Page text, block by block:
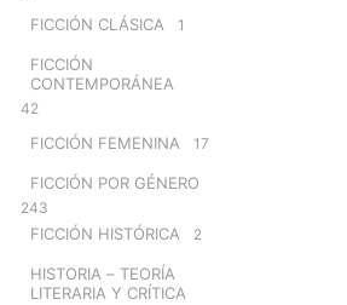
FICCIÓN CLÁSICA 1
FICCIÓN
CONTEMPORÁNEA
42
FICCIÓN FEMENINA 17
FICCIÓN POR GÉNERO
243
FICCIÓN HISTÓRICA 2
HISTORIA – TEORÍA
LITERARIA Y CRÍTICA